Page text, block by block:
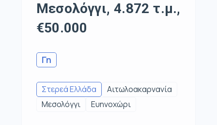
Μεσολόγγι, 4.872 τ.μ.,
€50.000
Γη
Στερεά Ελλάδα
Αιτωλοακαρνανία
Μεσολόγγι
Ευηνοχώρι